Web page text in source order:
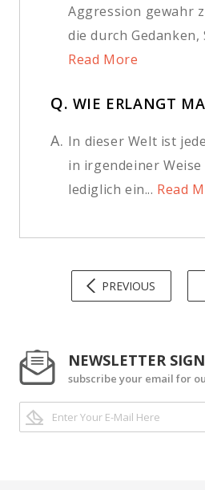
Aggression gewahr
die durch Gedanken,
Read More
Q. WIE ERLANGT
A. In dieser Welt ist
in irgendeiner
lediglich ein... Read
PREVIOUS
NEWSLETTER
subscribe your email for